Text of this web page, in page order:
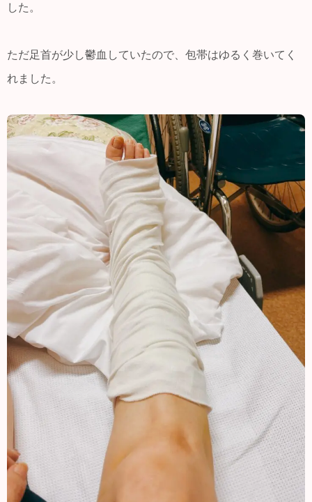
した。
ただ足首が少し鬱血していたので、包帯はゆるく巻いてく
れました。